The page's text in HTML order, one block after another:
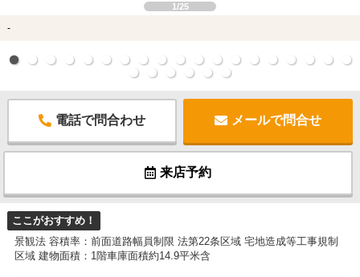
1/25
-
電話で問合わせ メールで問合せ
来店予約
ここがおすすめ！
景観法 容積率：前面道路幅員制限 法第22条区域 宅地造成等工事規制
区域 建物面積：1階車庫面積約14.9平米含